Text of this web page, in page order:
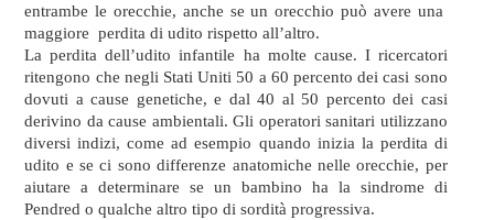
entrambe le orecchie, anche se un orecchio può avere una
maggiore perdita di udito rispetto all’altro.
La perdita dell’udito infantile ha molte cause. I ricercatori
ritengono che negli Stati Uniti 50 a 60 percento dei casi sono
dovuti a cause genetiche, e dal 40 al 50 percento dei casi
derivino da cause ambientali. Gli operatori sanitari utilizzano
diversi indizi, come ad esempio quando inizia la perdita di
udito e se ci sono differenze anatomiche nelle orecchie, per
aiutare a determinare se un bambino ha la sindrome di
Pendred o qualche altro tipo di sordità progressiva.